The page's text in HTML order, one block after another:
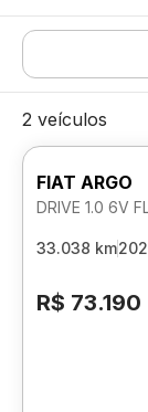
2 veículos
FIAT ARGO
DRIVE 1.0 6V
33.038 km
R$ 73.190